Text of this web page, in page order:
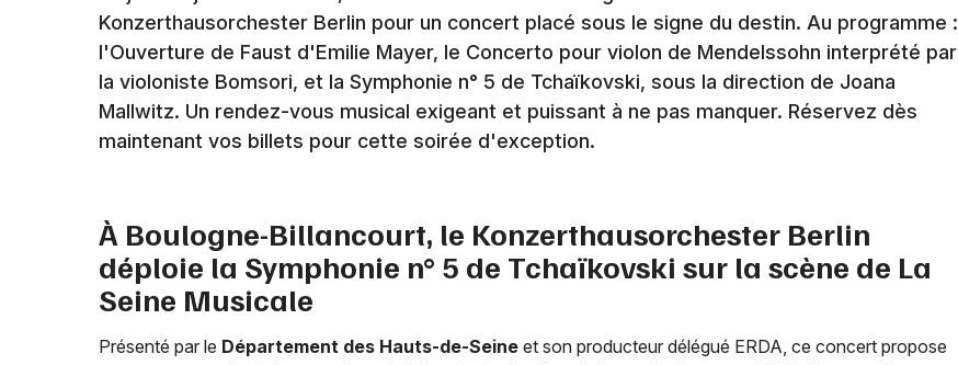
Newsletter des sorties
Artistes en tournée
Magazine à Paris
Konzerthausorchester Berlin pour un concert placé sous le signe du destin. Au programme :
l'Ouverture de Faust d'Emilie Mayer, le Concerto pour violon de Mendelssohn interprété par
la violoniste Bomsori, et la Symphonie n° 5 de Tchaïkovski, sous la direction de Joana
Mallwitz. Un rendez-vous musical exigeant et puissant à ne pas manquer. Réservez dès
maintenant vos billets pour cette soirée d'exception.
À Boulogne-Billancourt, le Konzerthausorchester Berlin
déploie la Symphonie n° 5 de Tchaïkovski sur la scène de La
Seine Musicale
Présenté par le Département des Hauts-de-Seine et son producteur délégué ERDA, ce concert propose